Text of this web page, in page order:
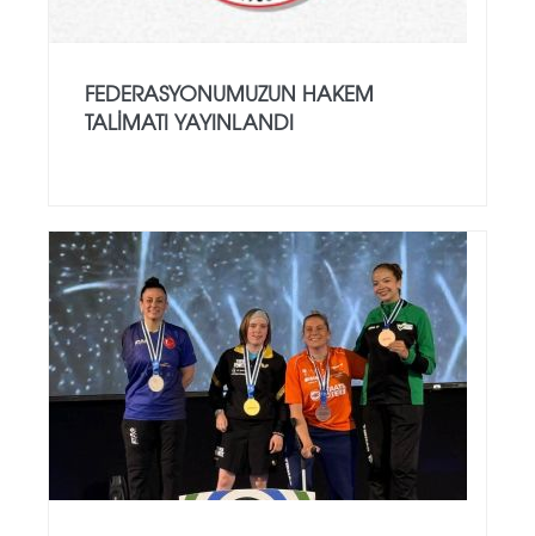
FEDERASYONUMUZUN HAKEM
TALIMATI YAYINLANDI